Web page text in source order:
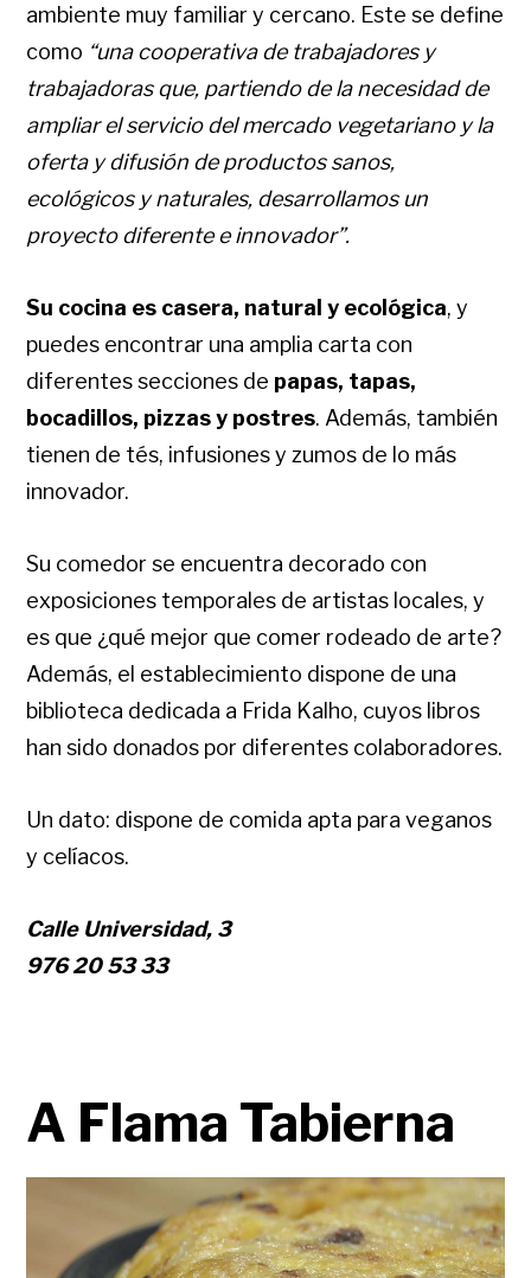
ambiente muy familiar y cercano. Este se define
como “una cooperativa de trabajadores y
trabajadoras que, partiendo de la necesidad de
ampliar el servicio del mercado vegetariano y la
oferta y difusión de productos sanos,
ecológicos y naturales, desarrollamos un
proyecto diferente e innovador”.
Su cocina es casera, natural y ecológica, y
puedes encontrar una amplia carta con
diferentes secciones de papas, tapas,
bocadillos, pizzas y postres. Además, también
tienen de tés, infusiones y zumos de lo más
innovador.
Su comedor se encuentra decorado con
exposiciones temporales de artistas locales, y
es que ¿qué mejor que comer rodeado de arte?
Además, el establecimiento dispone de una
biblioteca dedicada a Frida Kalho, cuyos libros
han sido donados por diferentes colaboradores.
Un dato: dispone de comida apta para veganos
y celíacos.
Calle Universidad, 3
976 20 53 33
A Flama Tabierna